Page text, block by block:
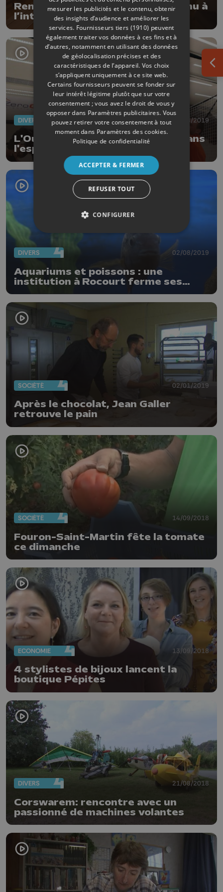
Renzo Salvador, un luthier reconnu à
l’international
DIVERS 19/08/2019
L'Ouftinaute, premier Liégeois dans
l'espace ?
DIVERS 02/08/2019
Aquariums et poissons : une
institution à Rocourt ferme ses
portes
SOCIÉTÉ 02/01/2019
Après le chocolat, Jean Galler
retrouve le pain
SOCIÉTÉ 14/09/2018
Fouron-Saint-Martin fête la tomate
ce dimanche
ECONOMIE 13/09/2018
4 stylistes de bijoux lancent la
boutique Pépites
DIVERS 21/08/2018
Corswarem: rencontre avec un
passionné de machines volantes
mesurer les publicités et le contenu, obtenir
des insights d’audience et améliorer les
services. Fournisseurs tiers (1910) peuvent
également traiter vos données à ces fins et à
d’autres, notamment en utilisant des données
de géolocalisation précises et des
caractéristiques de l’appareil. Vos choix
s’appliquent uniquement à ce site web.
Certains fournisseurs peuvent se fonder sur
leur intérêt légitime plutôt que sur votre
consentement ; vous avez le droit de vous y
opposer dans Paramètres publicitaires. Vous
pouvez retirer votre consentement à tout
moment dans Paramètres des cookies.
Politique de confidentialité
ACCEPTER & FERMER
REFUSER TOUT
CONFIGURER